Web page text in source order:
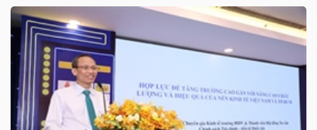
(-)
Bài
viết
của
tác